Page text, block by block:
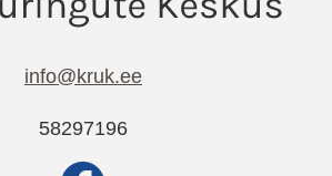
info@kruk.ee
58297196